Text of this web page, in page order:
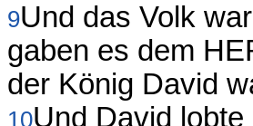
9Und das Volk
gaben es dem
der König David
10Und David